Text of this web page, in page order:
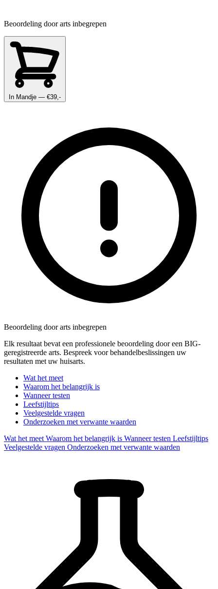
Beoordeling door arts inbegrepen
In Mandje — €39,-
Beoordeling door arts inbegrepen
Elk resultaat bevat een professionele beoordeling door een BIG-
geregistreerde arts. Bespreek voor behandelbeslissingen uw
resultaten met uw huisarts.
Wat het meet
Waarom het belangrijk is
Wanneer testen
Leefstijltips
Veelgestelde vragen
Onderzoeken met verwante waarden
Wat het meet Waarom het belangrijk is Wanneer testen Leefstijltips
Veelgestelde vragen Onderzoeken met verwante waarden